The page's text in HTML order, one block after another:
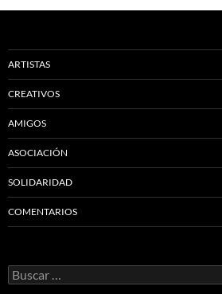
las
ARTISTAS
CREATIVOS
AMIGOS
ASOCIACIÓN
SOLIDARIDAD
COMENTARIOS
Buscar: